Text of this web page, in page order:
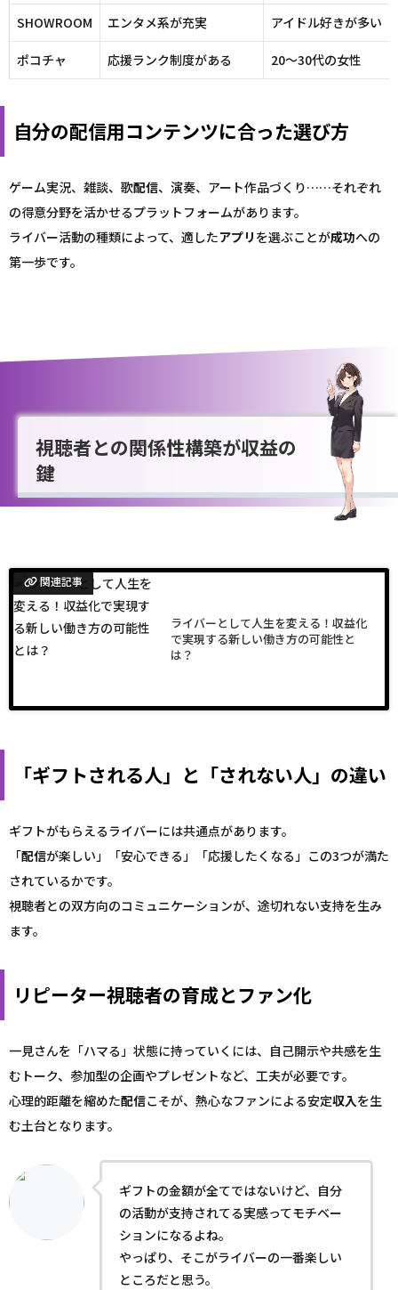
SHOWROOM エンタメ系が充実 アイドル好きが多い
ポコチャ 応援ランク制度がある 20～30代の女性
自分の配信用コンテンツに合った選び方
ゲーム実況、雑談、歌配信、演奏、アート作品づくり……それぞれ
の得意分野を活かせるプラットフォームがあります。
ライバー活動の種類によって、適したアプリ を選ぶことが成功への
第一歩です。
視聴者との関係性構築が収益の
鍵
関連記事
ライバーとして人生を変える！収益化
で実現する新しい働き方の可能性と
は？
「ギフトされる人」と「されない人」の違い
ギフトがもらえるライバーには共通点があります。
「配信が楽しい」「安心できる」「応援したくなる」この3つが満た
されているかです。
視聴者との双方向のコミュニケーションが、途切れない支持を生み
ます。
リピーター視聴者の育成とファン化
一見さんを「ハマる」状態に持っていくには、自己開示や共感を生
むトーク、参加型の企画やプレゼントなど、工夫が必要です。
心理的距離を縮めた配信こそが、熱心なファンによる安定収入を生
む土台となります。
ギフトの金額が全てではないけど、自分
の活動が支持されてる実感ってモチベー
ションになるよね。
やっぱり、そこがライバーの一番楽しい
ところだと思う。